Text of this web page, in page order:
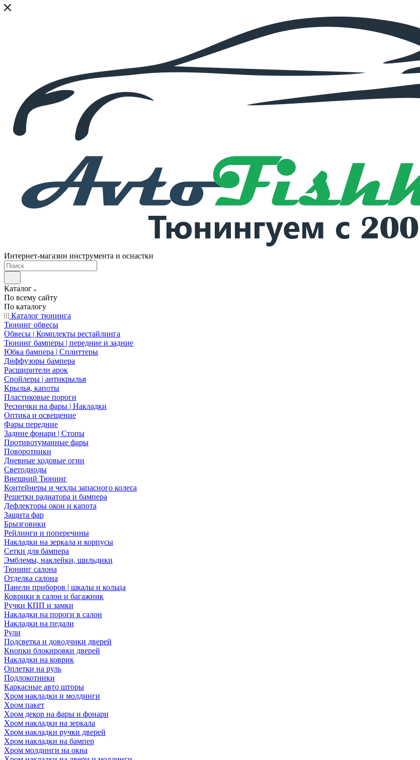
Интернет-магазин инструмента и оснастки
Каталог
По всему сайту
По каталогу
Каталог тюнинга
Тюнинг обвесы
Обвесы | Комплекты рестайлинга
Тюнинг бамперы | передние и задние
Юбка бампера | Сплиттеры
Диффузоры бампера
Расширители арок
Спойлеры | антикрылья
Крылья, капоты
Пластиковые пороги
Реснички на фары | Накладки
Оптика и освещение
Фары передние
Задние фонари | Стопы
Противотуманные фары
Поворотники
Дневные ходовые огни
Светодиоды
Внешний Тюнинг
Контейнеры и чехлы запасного колеса
Решетки радиатора и бампера
Дефлекторы окон и капота
Защита фар
Брызговики
Рейлинги и поперечины
Накладки на зеркала и корпусы
Сетки для бампера
Эмблемы, наклейки, шильдики
Тюнинг салона
Отделка салона
Панели приборов | шкалы и кольца
Коврики в салон и багажник
Ручки КПП и замки
Накладки на пороги в салон
Накладки на педали
Рули
Подсветка и доводчики дверей
Кнопки блокировки дверей
Накладки на коврик
Оплетки на руль
Подлокотники
Каркасные авто шторы
Хром накладки и молдинги
Хром пакет
Хром декор на фары и фонари
Хром накладки на зеркала
Хром накладки ручки дверей
Хром накладки на бампер
Хром молдинги на окна